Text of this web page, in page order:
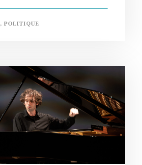
, POLITIQUE